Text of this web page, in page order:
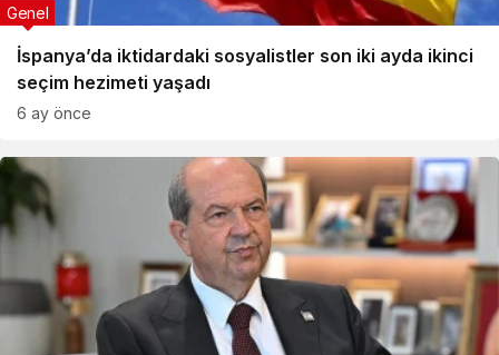
İspanya’da iktidardaki sosyalistler son iki ayda ikinci
seçim hezimeti yaşadı
Genel
6 ay önce